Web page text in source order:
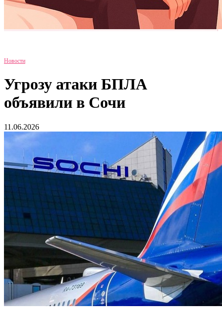
Новости
Угрозу атаки БПЛА
объявили в Сочи
11.06.2026